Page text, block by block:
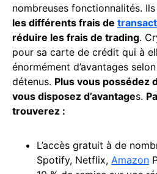
nombreuses fonctionnalités.
les différents frais de
réduire les frais de trading.
pour sa carte de crédit qui à
énormément d’avantages
détenus. Plus vous possédez
vous disposez d’avantages.
trouverez :
L’accès gratuit à de
Spotify, Netflix, Amazon